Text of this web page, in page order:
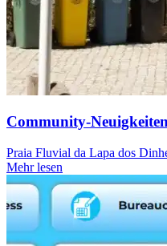
Community-
Praia Fluvial da Lapa dos
Mehr lesen